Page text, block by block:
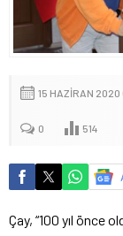
15 HAZIRAN 2020
0 514
Çay, “100 yıl önce